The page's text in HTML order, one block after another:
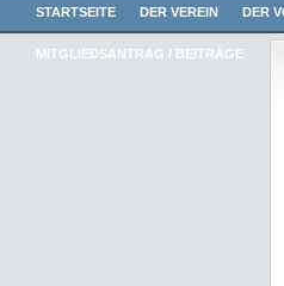
STARTSEITE DER VEREIN DER
MITGLIEDSANTRAG / BEITRÄGE